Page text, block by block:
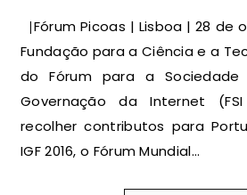
|Fórum Picoas | Lisboa | 28 de outubro | 9h30 | A
Fundação para a Ciência e a
do Fórum para a
Governação da Internet
recolher contributos para
IGF 2016, o Fórum Mundial…